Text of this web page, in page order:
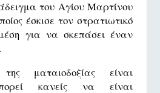
του Αγίου Μαρτίνου
έσκισε τον στρατιωτικό
για να σκεπάσει έναν
ματαιοδοξίας είναι
κανείς να είναι